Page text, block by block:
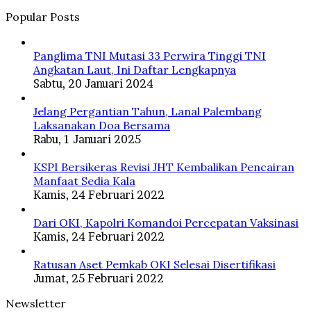
Popular Posts
Panglima TNI Mutasi 33 Perwira Tinggi TNI
Angkatan Laut, Ini Daftar Lengkapnya
Sabtu, 20 Januari 2024
Jelang Pergantian Tahun, Lanal Palembang
Laksanakan Doa Bersama
Rabu, 1 Januari 2025
KSPI Bersikeras Revisi JHT Kembalikan Pencairan
Manfaat Sedia Kala
Kamis, 24 Februari 2022
Dari OKI, Kapolri Komandoi Percepatan Vaksinasi
Kamis, 24 Februari 2022
Ratusan Aset Pemkab OKI Selesai Disertifikasi
Jumat, 25 Februari 2022
Newsletter